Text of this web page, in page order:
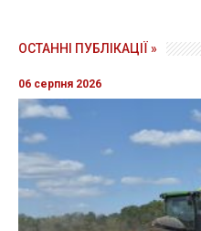
ОСТАННІ ПУБЛІКАЦІЇ »
06 серпня 2026